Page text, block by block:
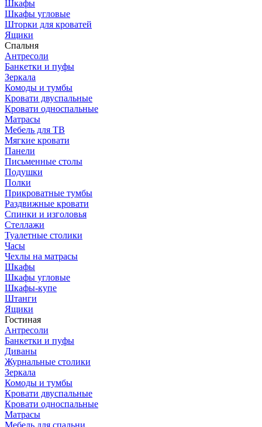
Шкафы
Шкафы угловые
Шторки для кроватей
Ящики
Спальня
Антресоли
Банкетки и пуфы
Зеркала
Комоды и тумбы
Кровати двуспальные
Кровати односпальные
Матрасы
Мебель для ТВ
Мягкие кровати
Панели
Письменные столы
Подушки
Полки
Прикроватные тумбы
Раздвижные кровати
Спинки и изголовья
Стеллажи
Туалетные столики
Часы
Чехлы на матрасы
Шкафы
Шкафы угловые
Шкафы-купе
Штанги
Ящики
Гостиная
Антресоли
Банкетки и пуфы
Диваны
Журнальные столики
Зеркала
Комоды и тумбы
Кровати двуспальные
Кровати односпальные
Матрасы
Мебель для спальни